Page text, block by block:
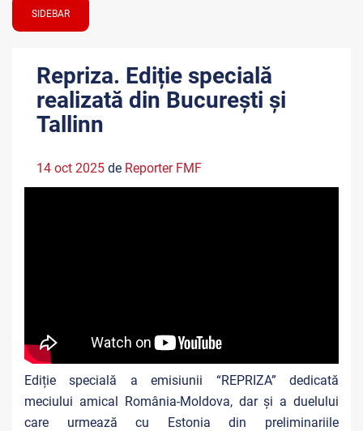
SIDEBAR
Repriza. Ediție specială
realizată din București și
Tallinn
14 oct 2025 de Reporter FMF
Ediție specială a emisiunii “REPRIZA” dedicată
meciului amical România-Moldova, dar și a duelului
care urmează cu Estonia din preliminariile